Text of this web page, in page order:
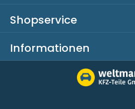
Shopservice
Informationen